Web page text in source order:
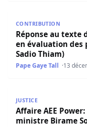
CONTRIBUTION
Réponse au texte
en évaluation des
Sadio Thiam)
Pape Gaye Tall 13
JUSTICE
Affaire AEE
ministre Birame